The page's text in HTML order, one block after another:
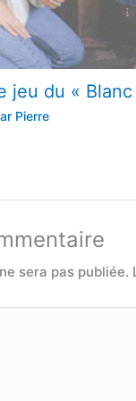
jeu du «
Pierre
sera pas publiée.